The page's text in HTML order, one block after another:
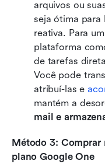
arquivos ou
seja ótima para
reativa. Para
plataforma
de tarefas
Você pode
atribuí-las e
mantém a
mail e
Método 3: Comprar
plano Google One